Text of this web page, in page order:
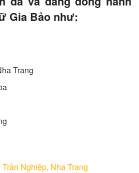
Gia Bảo như:
Trang
Nghiệp, Nha Trang